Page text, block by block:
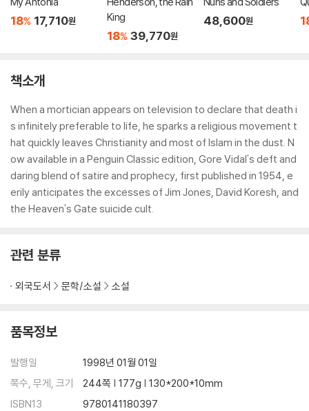
18% 17,710원
King
18% 39,770원
48,600원
책소개
When a mortician appears on television to declare that death i
s infinitely preferable to life, he sparks a religious movement t
hat quickly leaves Christianity and most of Islam in the dust. N
ow available in a Penguin Classic edition, Gore Vidal's deft and
daring blend of satire and prophecy, first published in 1954, e
erily anticipates the excesses of Jim Jones, David Koresh, and
the Heaven's Gate suicide cult.
관련 분류
외국도서 문학/소설 소설
품목정보
발행일
1998년 01월 01일
쪽수, 무게, 크기
244쪽 | 177g | 130*200*10mm
ISBN13
9780141180397